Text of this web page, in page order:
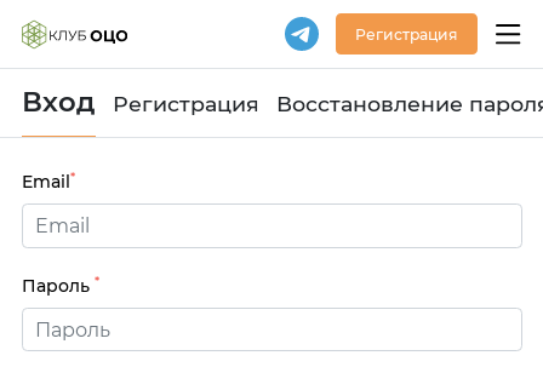
Регистрация
Вход Регистрация Восстановление
Email*
Пароль *